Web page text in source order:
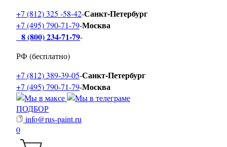
+7 (812) 325 -58-42-Санкт-Петербург
+7 (495) 790-71-79-Москва
8 (800) 234-71-79-
РФ (бесплатно)
+7 (812) 389-39-05-Санкт-Петербург
+7 (495) 790-71-79-Москва
ПОДБОР
info@rus-paint.ru
0